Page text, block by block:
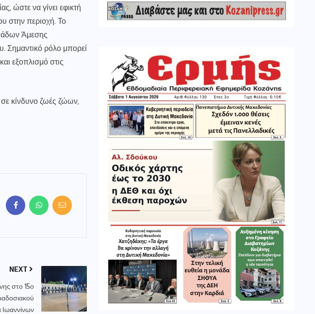
ώστε να γίνει εφικτή
στην περιοχή. Το
Άμεσης
Σημαντικό ρόλο μπορεί
εξοπλισμό στις
κίνδυνο ζωές ζώων,
NEXT
στο 15ο
Ιωαννίνων